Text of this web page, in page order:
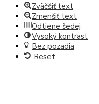
Zväčšiť text
Zmenšiť text
Odtiene šedej
Vysoký kontrast
Bez pozadia
Reset